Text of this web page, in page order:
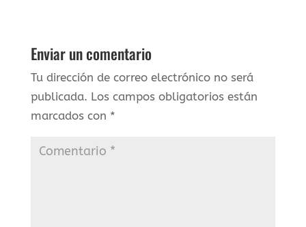
Enviar un comentario
Tu dirección de correo electrónico no será
publicada. Los campos obligatorios están
marcados con *